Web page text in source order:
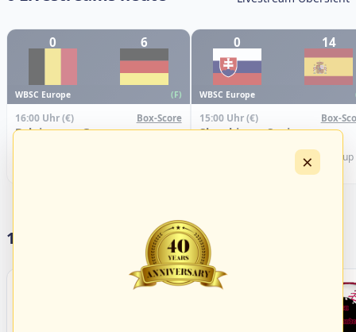
0 6
WBSC Europe (F)
16:00 Uhr(€) Box-Score
Belgium vs. Germany
0 14
WBSC Europe
15:00 Uhr(€) Box-
Slovakia vs. Spain
Championship B Pool 2026 - Group
17 Vereine im S/HBV
×